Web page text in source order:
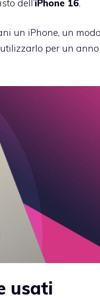
dell’iPhone 16.
un iPhone, un
per un
usati